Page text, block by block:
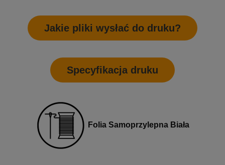
Jakie pliki wysłać do druku?
Specyfikacja druku
Folia Samoprzylepna Biała